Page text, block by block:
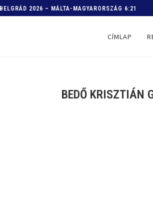
HELYZETKÉP AZ EB-RŐL – A TOVÁBBI PROGRAM
CÍMLAP
BEDŐ KRISZTIÁN